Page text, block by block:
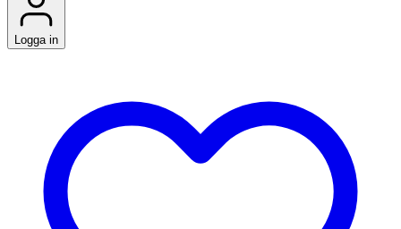
Logga in